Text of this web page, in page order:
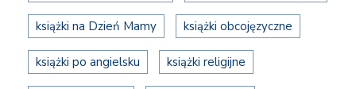
książki na Dzień Mamy książki obcojęzyczne
książki po angielsku książki religijne